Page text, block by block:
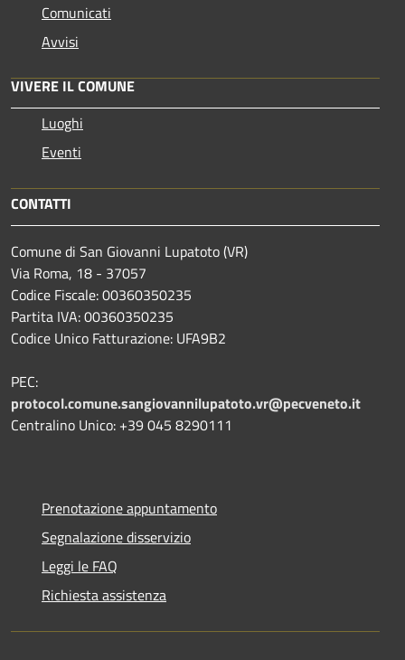
Comunicati
Avvisi
VIVERE IL COMUNE
Luoghi
Eventi
CONTATTI
Comune di San Giovanni Lupatoto (VR)
Via Roma, 18 - 37057
Codice Fiscale: 00360350235
Partita IVA: 00360350235
Codice Unico Fatturazione: UFA9B2
PEC:
protocol.comune.sangiovannilupatoto.vr@pecveneto.it
Centralino Unico: +39 045 8290111
Prenotazione appuntamento
Segnalazione disservizio
Leggi le FAQ
Richiesta assistenza